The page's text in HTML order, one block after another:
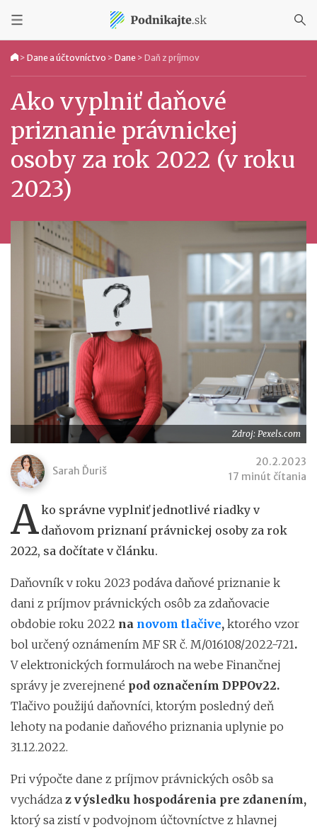
> Dane a účtovníctvo > Dane > Daň z príjmov
Ako vyplniť daňové
priznanie právnickej
osoby za rok 2022 (v roku
2023)
Zdroj: Pexels.com
Sarah Ďuriš
20.2.2023
17 minút čítania
Ako správne vyplniť jednotlivé riadky v
daňovom priznaní právnickej osoby za rok
2022, sa dočítate v článku.
Daňovník v roku 2023 podáva daňové priznanie k
dani z príjmov právnických osôb za zdaňovacie
obdobie roku 2022 na novom tlačive, ktorého vzor
bol určený oznámením MF SR č. M/016108/2022-721.
V elektronických formulároch na webe Finančnej
správy je zverejnené pod označením DPPOv22.
Tlačivo použijú daňovníci, ktorým posledný deň
lehoty na podanie daňového priznania uplynie po
31.12.2022.
Pri výpočte dane z príjmov právnických osôb sa
vychádza z výsledku hospodárenia pre zdanením,
ktorý sa zistí v podvojnom účtovníctve z hlavnej